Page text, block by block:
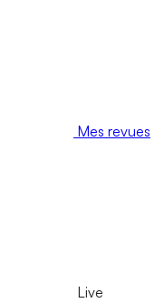
Mes revues
Live